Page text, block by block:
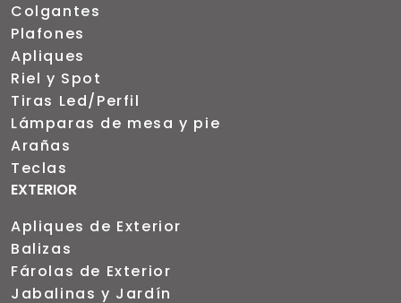
Colgantes
Plafones
Apliques
Riel y Spot
Tiras Led/Perfil
Lámparas de mesa y pie
Arañas
Teclas
EXTERIOR
Apliques de Exterior
Balizas
Fárolas de Exterior
Jabalinas y Jardín